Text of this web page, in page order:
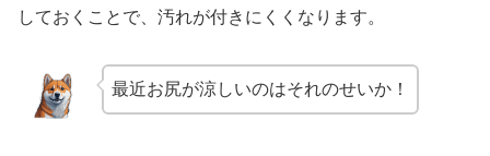
しておくことで、汚れが付きにくくなります。
最近お尻が涼しいのはそれのせいか！